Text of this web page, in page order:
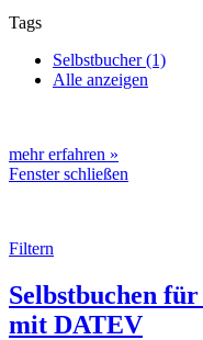
Tags
Selbstbucher (1)
Alle anzeigen
mehr erfahren »
Fenster schließen
Filtern
Selbstbuchen
mit DATEV